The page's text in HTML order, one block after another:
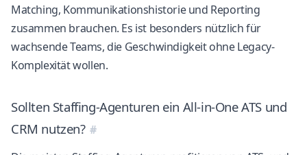
Matching, Kommunikationshistorie und Reporting
zusammen brauchen. Es ist besonders nützlich für
wachsende Teams, die Geschwindigkeit ohne Legacy-
Komplexität wollen.
Sollten Staffing-Agenturen ein All-in-One ATS und
CRM nutzen?